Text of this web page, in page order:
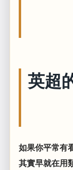
英超
如果你平常有
其實早就在用